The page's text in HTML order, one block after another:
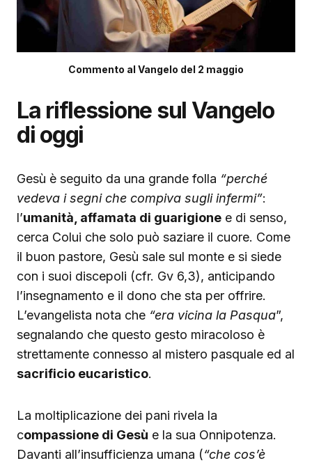
Commento al Vangelo del 2 maggio
La riflessione sul Vangelo
di oggi
Gesù è seguito da una grande folla “perché
vedeva i segni che compiva sugli infermi”:
l’umanità, affamata di guarigione e di senso,
cerca Colui che solo può saziare il cuore. Come
il buon pastore, Gesù sale sul monte e si siede
con i suoi discepoli (cfr. Gv 6,3), anticipando
l’insegnamento e il dono che sta per offrire.
L’evangelista nota che “era vicina la Pasqua”,
segnalando che questo gesto miracoloso è
strettamente connesso al mistero pasquale ed al
sacrificio eucaristico.
La moltiplicazione dei pani rivela la
compassione di Gesù e la sua Onnipotenza.
Davanti all’insufficienza umana (“che cos’è